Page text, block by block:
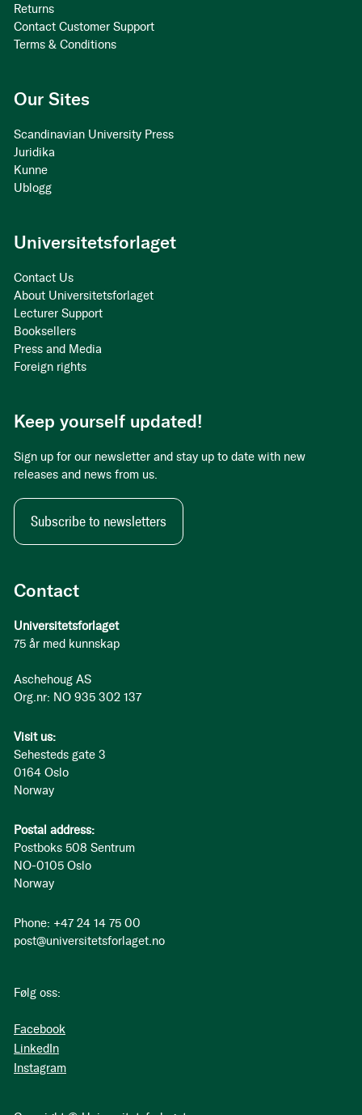
Contact
Universitetsforlaget
75 år med kunnskap
Aschehoug AS
Org.nr: NO 935 302 137
Visit us:
Sehesteds gate 3
0164 Oslo
Norway
Postal address:
Postboks 508 Sentrum
NO-0105 Oslo
Norway
Phone: +47 24 14 75 00
post@universitetsforlaget.no
Følg oss:
Facebook
LinkedIn
Instagram
Returns
Contact Customer Support
Terms & Conditions
Our Sites
Scandinavian University Press
Juridika
Kunne
Ublogg
Universitetsforlaget
Contact Us
About Universitetsforlaget
Lecturer Support
Booksellers
Press and Media
Foreign rights
Keep yourself updated!
Sign up for our newsletter and stay up to date with new
releases and news from us.
Subscribe to newsletters